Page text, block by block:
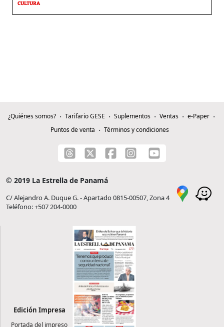
CULTURA
¿Quiénes somos? Tarifario GESE Suplementos Ventas
e-Paper
Puntos de venta
Términos y condiciones
© 2019 La Estrella de Panamá
C/ Alejandro A. Duque G. - Apartado 0815-00507, Zona 4
Teléfono: +507 204-0000
Edición Impresa
Portada del impreso